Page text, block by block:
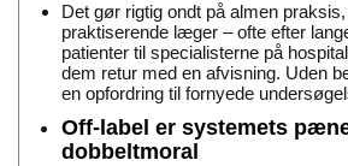
Det gør rigtig ondt på almen
praktiserende læger – ofte efter
patienter til specialisterne på
dem retur med en afvisning. Uden
en opfordring til fornyede
Off-label er systemets
dobbeltmoral